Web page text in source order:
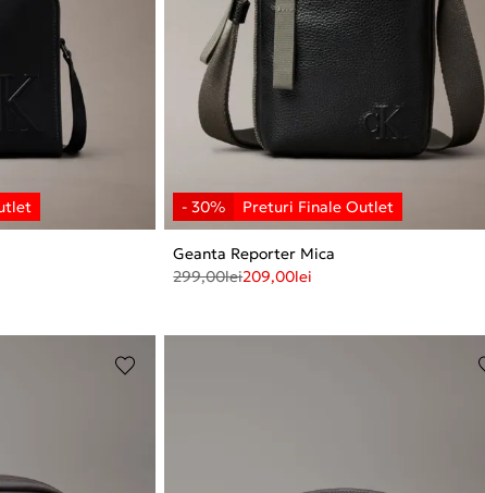
Geanta Reporter Mica
299,00lei209,00lei